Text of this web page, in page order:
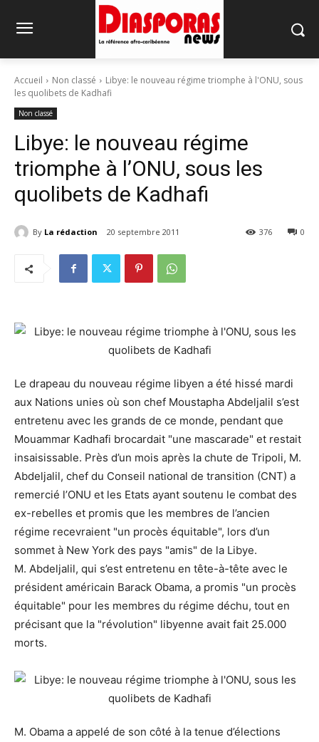
Accueil Non classé
Libye: le nouveau régime triomphe à l'ONU, sous
les quolibets de Kadhafi
Non classé
Libye: le nouveau régime
triomphe à l’ONU, sous les
quolibets de Kadhafi
By La rédaction 20 septembre 2011 0
376
Le drapeau du nouveau régime libyen a été hissé mardi
aux Nations unies où son chef Moustapha Abdeljalil s’est
entretenu avec les grands de ce monde, pendant que
Mouammar Kadhafi brocardait "une mascarade" et restait
insaisissable. Près d’un mois après la chute de Tripoli, M.
Abdeljalil, chef du Conseil national de transition (CNT) a
remercié l’ONU et les Etats ayant soutenu le combat des
ex-rebelles et promis que les membres de l’ancien
régime recevraient "un procès équitable", lors d’un
sommet à New York des pays "amis" de la Libye.
M. Abdeljalil, qui s’est entretenu en tête-à-tête avec le
président américain Barack Obama, a promis "un procès
équitable" pour les membres du régime déchu, tout en
précisant que la "révolution" libyenne avait fait 25.000
morts.
M. Obama a appelé de son côté à la tenue d’élections